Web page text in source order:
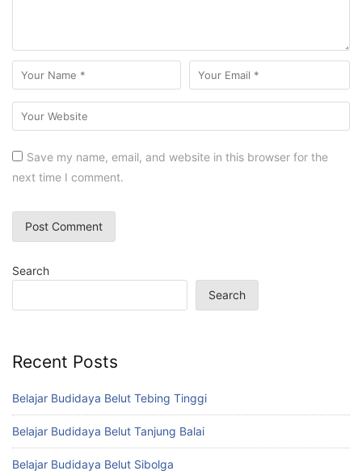
Save my name, email, and website in this browser for the
next time I comment.
Search
Search
Recent Posts
Belajar Budidaya Belut Tebing Tinggi
Belajar Budidaya Belut Tanjung Balai
Belajar Budidaya Belut Sibolga